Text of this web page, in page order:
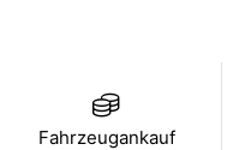
Fahrzeugankauf